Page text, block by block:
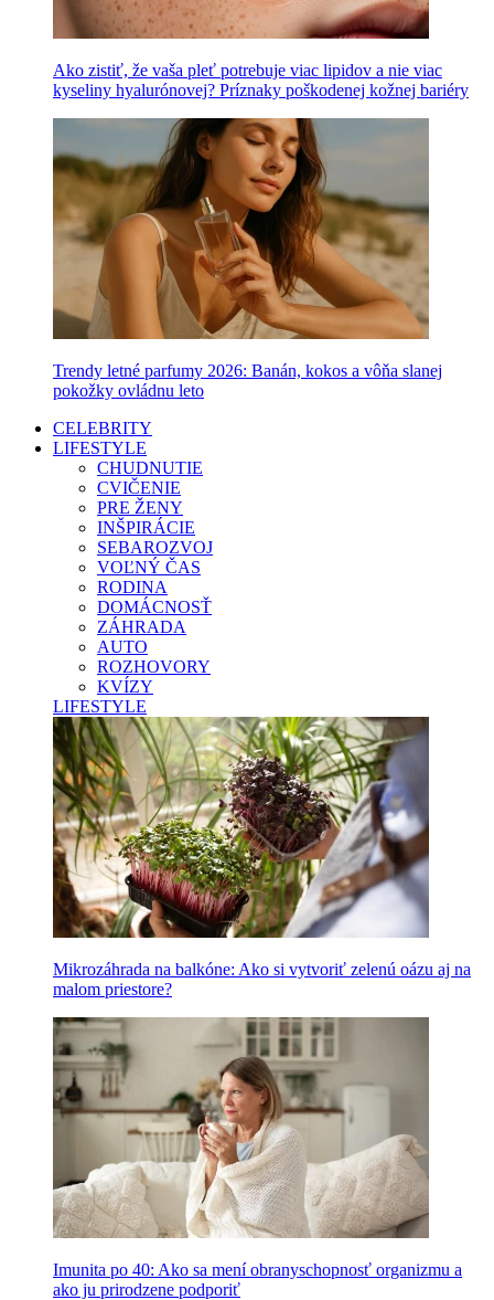
Ako zistiť, že vaša pleť potrebuje viac lipidov a nie viac
kyseliny hyalurónovej? Príznaky poškodenej kožnej bariéry
Trendy letné parfumy 2026: Banán, kokos a vôňa slanej
pokožky ovládnu leto
CELEBRITY
LIFESTYLE
CHUDNUTIE
CVIČENIE
PRE ŽENY
INŠPIRÁCIE
SEBAROZVOJ
VOĽNÝ ČAS
RODINA
DOMÁCNOSŤ
ZÁHRADA
AUTO
ROZHOVORY
KVÍZY
LIFESTYLE
Mikrozáhrada na balkóne: Ako si vytvoriť zelenú oázu aj na
malom priestore?
Imunita po 40: Ako sa mení obranyschopnosť organizmu a
ako ju prirodzene podporiť